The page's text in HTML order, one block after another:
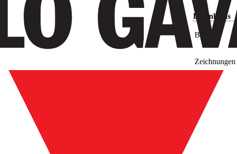
Downloads
Bilder
Zeichnungen